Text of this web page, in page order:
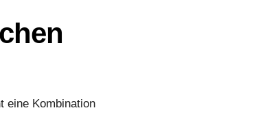
eine Kombination